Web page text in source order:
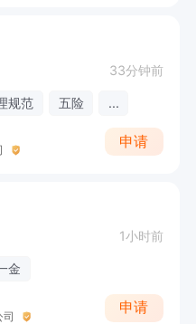
力，英语优秀者优先
knowledge + Mech
Office mastery精
纸/掌握Office办公软
33分钟前
规范 五险 ...
申请
1小时前
金
申请